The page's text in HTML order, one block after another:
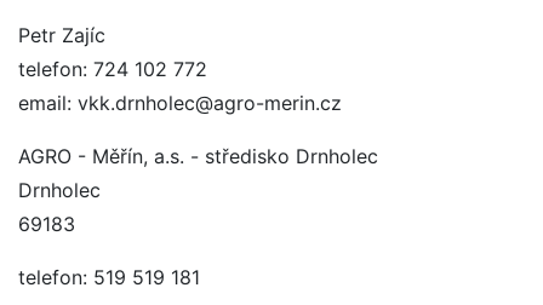
Petr Zajíc
telefon: 724 102 772
email: vkk.drnholec@agro-merin.cz
AGRO - Měřín, a.s. - středisko Drnholec
Drnholec
69183
telefon: 519 519 181